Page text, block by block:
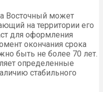
Восточный может
на территории его
для оформления
окончания срока
быть не более 70 лет.
определенные
стабильного